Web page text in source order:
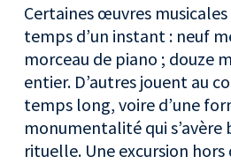
Certaines œuvres
temps d’un instant : neuf
morceau de piano ; douze
entier. D’autres jouent au
temps long, voire d’une
monumentalité qui s’avère
rituelle. Une excursion